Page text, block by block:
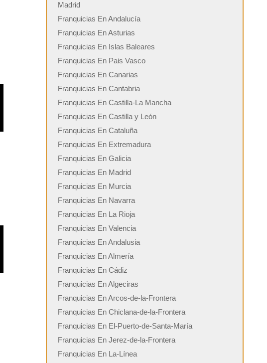
Madrid
Franquicias En Andalucía
Franquicias En Asturias
Franquicias En Islas Baleares
Franquicias En Pais Vasco
Franquicias En Canarias
Franquicias En Cantabria
Franquicias En Castilla-La Mancha
Franquicias En Castilla y León
Franquicias En Cataluña
Franquicias En Extremadura
Franquicias En Galicia
Franquicias En Madrid
Franquicias En Murcia
Franquicias En Navarra
Franquicias En La Rioja
Franquicias En Valencia
Franquicias En Andalusia
Franquicias En Almería
Franquicias En Cádiz
Franquicias En Algeciras
Franquicias En Arcos-de-la-Frontera
Franquicias En Chiclana-de-la-Frontera
Franquicias En El-Puerto-de-Santa-María
Franquicias En Jerez-de-la-Frontera
Franquicias En La-Línea